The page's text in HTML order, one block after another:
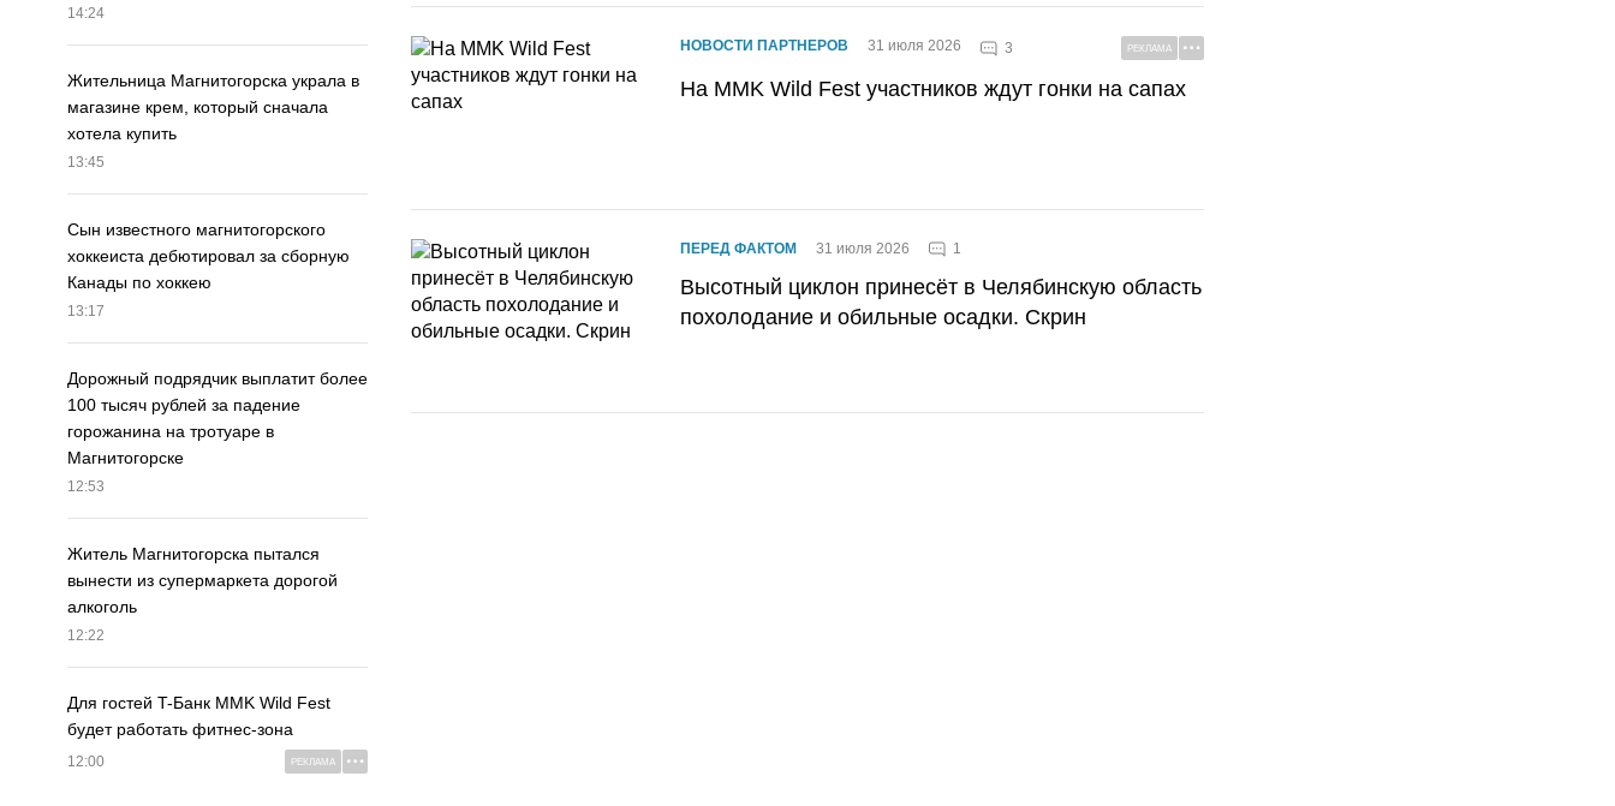
14:24
Жительница Магнитогорска украла в
магазине крем, который сначала
хотела купить
13:45
Сын известного магнитогорского
хоккеиста дебютировал за сборную
Канады по хоккею
13:17
Дорожный подрядчик выплатит более
100 тысяч рублей за падение
горожанина на тротуаре в
Магнитогорске
12:53
Житель Магнитогорска пытался
вынести из супермаркета дорогой
алкоголь
12:22
Для гостей T-Банк MMK Wild Fest
будет работать фитнес-зона
12:00 РЕКЛАМА
НОВОСТИ ПАРТНЕРОВ 31 июля 2026 3 РЕКЛАМА
На MMK Wild Fest участников ждут гонки на сапах
ПЕРЕД ФАКТОМ 31 июля 2026 1
Высотный циклон принесёт в Челябинскую область
похолодание и обильные осадки. Скрин